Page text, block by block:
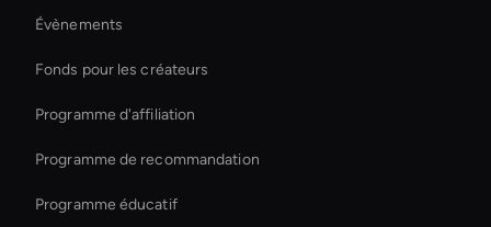
Entertainment Ai Avatar
Créez des vidéos de formation sur l'IA
Évènements
Fonds pour les créateurs
Programme d'affiliation
Programme de recommandation
Programme éducatif